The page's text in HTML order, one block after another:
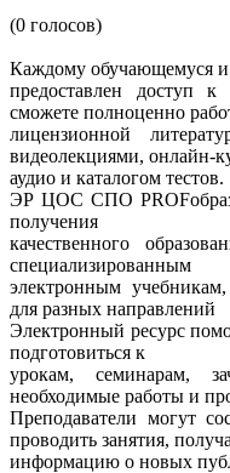
(0 голосов)
Каждому обучающемуся и
предоставлен доступ
сможете полноценно
лицензионной
видеолекциями, онлайн-
аудио и каталогом тестов.
ЭР ЦОС СПО
получения
качественного
специализированным
электронным
для разных направлений
Электронный ресурс
подготовиться к
урокам, семинарам,
необходимые работы и
Преподаватели могут
проводить занятия,
информацию о новых